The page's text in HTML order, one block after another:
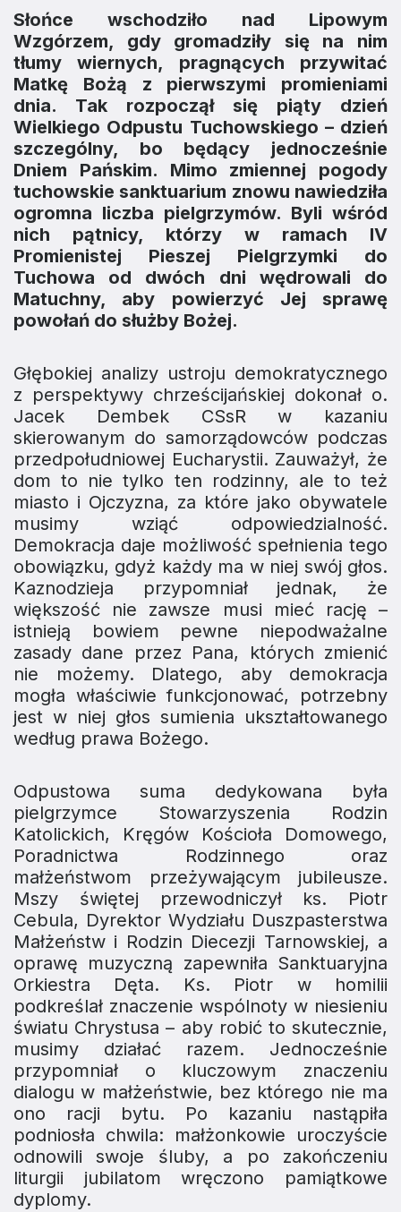
Słońce wschodziło nad Lipowym
Wzgórzem, gdy gromadziły się na nim
tłumy wiernych, pragnących przywitać
Matkę Bożą z pierwszymi promieniami
dnia. Tak rozpoczął się piąty dzień
Wielkiego Odpustu Tuchowskiego – dzień
szczególny, bo będący jednocześnie
Dniem Pańskim. Mimo zmiennej pogody
tuchowskie sanktuarium znowu nawiedziła
ogromna liczba pielgrzymów. Byli wśród
nich pątnicy, którzy w ramach IV
Promienistej Pieszej Pielgrzymki do
Tuchowa od dwóch dni wędrowali do
Matuchny, aby powierzyć Jej sprawę
powołań do służby Bożej.
Głębokiej analizy ustroju demokratycznego
z perspektywy chrześcijańskiej dokonał o.
Jacek Dembek CSsR w kazaniu
skierowanym do samorządowców podczas
przedpołudniowej Eucharystii. Zauważył, że
dom to nie tylko ten rodzinny, ale to też
miasto i Ojczyzna, za które jako obywatele
musimy wziąć odpowiedzialność.
Demokracja daje możliwość spełnienia tego
obowiązku, gdyż każdy ma w niej swój głos.
Kaznodzieja przypomniał jednak, że
większość nie zawsze musi mieć rację –
istnieją bowiem pewne niepodważalne
zasady dane przez Pana, których zmienić
nie możemy. Dlatego, aby demokracja
mogła właściwie funkcjonować, potrzebny
jest w niej głos sumienia ukształtowanego
według prawa Bożego.
Odpustowa suma dedykowana była
pielgrzymce Stowarzyszenia Rodzin
Katolickich, Kręgów Kościoła Domowego,
Poradnictwa Rodzinnego oraz
małżeństwom przeżywającym jubileusze.
Mszy świętej przewodniczył ks. Piotr
Cebula, Dyrektor Wydziału Duszpasterstwa
Małżeństw i Rodzin Diecezji Tarnowskiej, a
oprawę muzyczną zapewniła Sanktuaryjna
Orkiestra Dęta. Ks. Piotr w homilii
podkreślał znaczenie wspólnoty w niesieniu
światu Chrystusa – aby robić to skutecznie,
musimy działać razem. Jednocześnie
przypomniał o kluczowym znaczeniu
dialogu w małżeństwie, bez którego nie ma
ono racji bytu. Po kazaniu nastąpiła
podniosła chwila: małżonkowie uroczyście
odnowili swoje śluby, a po zakończeniu
liturgii jubilatom wręczono pamiątkowe
dyplomy.